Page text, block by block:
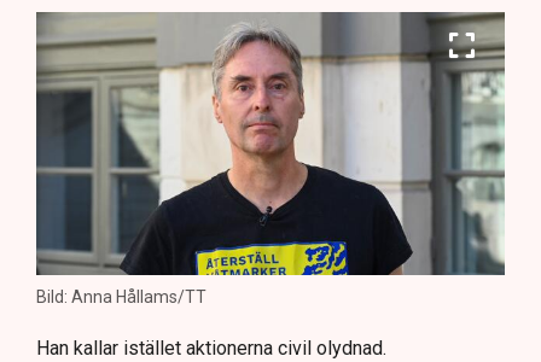
Bild: Anna Hållams/TT
Han kallar istället aktionerna civil olydnad.